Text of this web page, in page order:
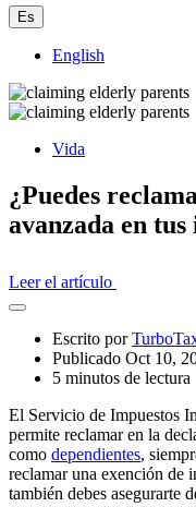
Es
English
Vida
¿Puedes
avanzada en tus
Leer el artículo
Abrir
cajón
compartido
Escrito por
Publicado Oct 10,
5 minutos de lectura
El Servicio de Impuestos
permite reclamar en la
como dependientes,
reclamar una exención de
también debes asegurarte